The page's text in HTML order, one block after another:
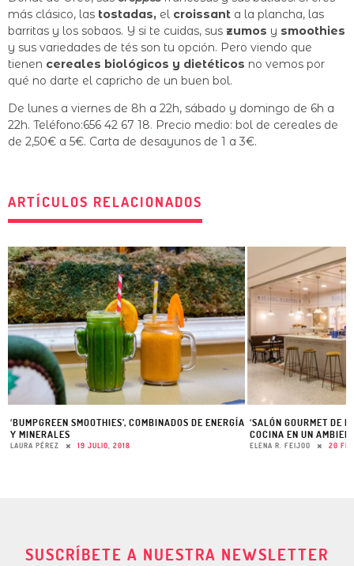
más clásico, las tostadas, el croissant a la plancha, las
barritas y los sobaos. Y si te cuidas, sus zumos y smoothies
y sus variedades de tés son tu opción. Pero viendo que
tienen cereales biológicos y dietéticos no vemos por
qué no darte el capricho de un buen bol.
De lunes a viernes de 8h a 22h, sábado y domingo de 6h a
22h. Teléfono:656 42 67 18. Precio medio: bol de cereales de
de 2,50€ a 5€. Carta de desayunos de 1 a 3€.
ARTÍCULOS RELACIONADOS
‘BUMPGREEN SMOOTHIES’, COMBINADOS DE ENERGÍA
Y MINERALES
LAURA PÉREZ 19 JULIO, 2018
‘SALÓN GOURMET DE
COCINA EN UN
ELENA R. FEIJOO 20
SUSCRÍBETE A NUESTRA NEWSLETTER